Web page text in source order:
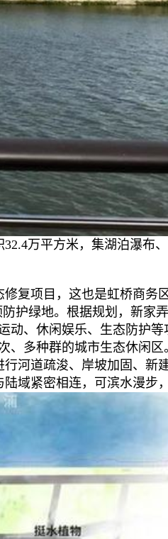
万平方米，集湖泊瀑布
项目，这也是虹桥商务
护绿地。根据规划，新家
动、休闲娱乐、生态防护
、多种群的城市生态休闲区
道疏浚、岸坡加固、新
域紧密相连，可滨水漫步